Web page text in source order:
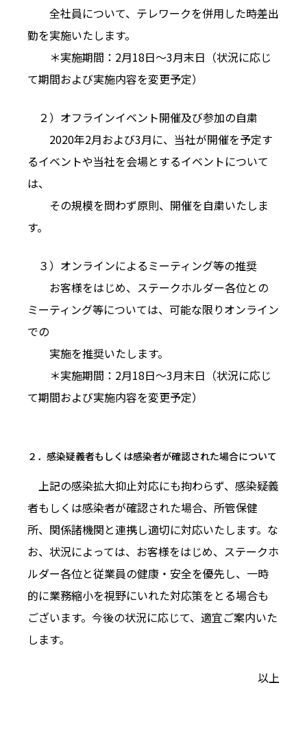
全社員について、テレワークを併用した時差出
勤を実施いたします。
＊実施期間：2月18日〜3月末日（状況に応じ
て期間および実施内容を変更予定）
２）オフラインイベント開催及び参加の自粛
2020年2月および3月に、当社が開催を予定す
るイベントや当社を会場とするイベントについて
は、
その規模を問わず原則、開催を自粛いたしま
す。
３）オンラインによるミーティング等の推奨
お客様をはじめ、ステークホルダー各位との
ミーティング等については、可能な限りオンライン
での
実施を推奨いたします。
＊実施期間：2月18日〜3月末日（状況に応じ
て期間および実施内容を変更予定）
２．感染疑義者もしくは感染者が確認された場合について
上記の感染拡大抑止対応にも拘わらず、感染疑義
者もしくは感染者が確認された場合、所管保健
所、関係諸機関と連携し適切に対応いたします。な
お、状況によっては、お客様をはじめ、ステークホ
ルダー各位と従業員の健康・安全を優先し、一時
的に業務縮小を視野にいれた対応策をとる場合も
ございます。今後の状況に応じて、適宜ご案内いた
します。
以上